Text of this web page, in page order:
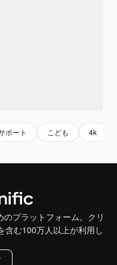
ポート こども 4k
プラットフォーム。クリ
含む100万人以上が利用し